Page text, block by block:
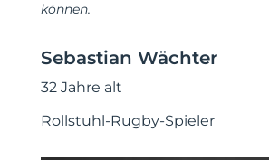
können.
Sebastian Wächter
32 Jahre alt
Rollstuhl-Rugby-Spieler